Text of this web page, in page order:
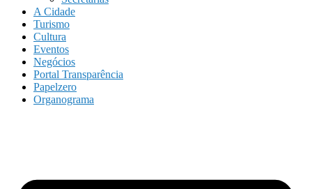
A Cidade
Turismo
Cultura
Eventos
Negócios
Portal Transparência
Papelzero
Organograma